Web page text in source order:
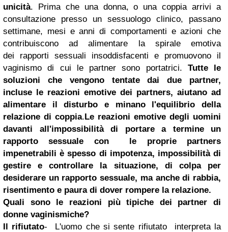
unicità. Prima che una donna, o una coppia arrivi a
consultazione presso un sessuologo clinico, passano
settimane, mesi e anni di comportamenti e azioni che
contribuiscono ad alimentare la spirale emotiva
dei rapporti sessuali insoddisfacenti e promuovono il
vaginismo di cui le partner sono portatrici. Tutte le
soluzioni che vengono tentate dai due partner,
incluse le reazioni emotive dei partners, aiutano ad
alimentare il disturbo e minano l'equilibrio della
relazione di coppia.Le reazioni emotive degli uomini
davanti all'impossibilità di portare a termine un
rapporto sessuale con le proprie partners
impenetrabili è spesso di impotenza, impossibilità di
gestire e controllare la situazione, di colpa per
desiderare un rapporto sessuale, ma anche di rabbia,
risentimento e paura di dover rompere la relazione.
Quali sono le reazioni più tipiche dei partner di
donne vaginismiche?
Il rifiutato- L'uomo che si sente rifiutato interpreta la